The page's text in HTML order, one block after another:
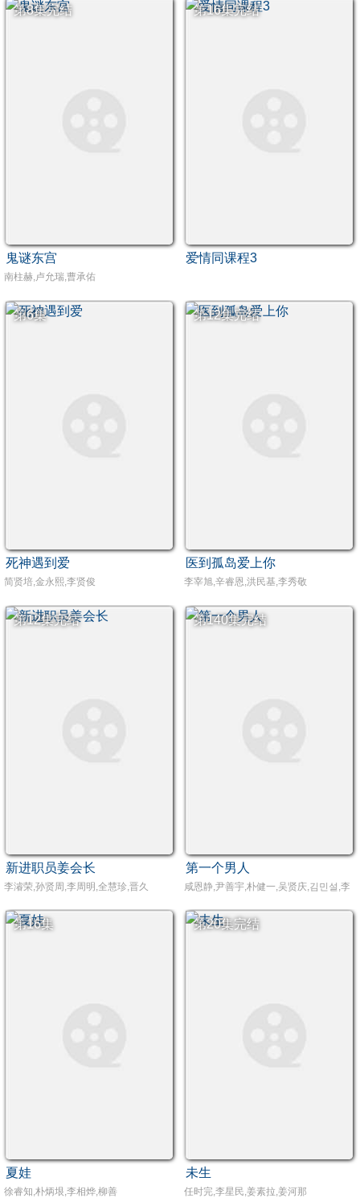
第8集完结
鬼谜东宫
南柱赫,卢允瑞,曹承佑
第16集完结
爱情同课程3
第6集
死神遇到爱
简贤培,金永熙,李贤俊
第12集完结
医到孤岛爱上你
李宰旭,辛睿恩,洪民基,李秀敬
第12集完结
新进职员姜会长
李濬荣,孙贤周,李周明,全慧珍,晋久
第140集完结
第一个男人
咸恩静,尹善宇,朴健一,吴贤庆,김민설,李
第16集
夏娃
徐睿知,朴炳垠,李相烨,柳善
第20集完结
未生
任时完,李星民,姜素拉,姜河那